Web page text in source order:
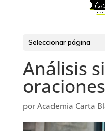
Seleccionar página
Análisis
oraciones
por Academia Carta